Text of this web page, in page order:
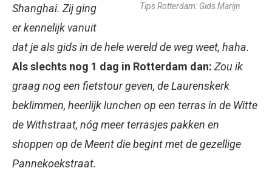
Tips Rotterdam: Gids Marijn
Shanghai. Zij ging
er kennelijk vanuit
dat je als gids in de hele wereld de weg weet, haha.
Als slechts nog 1 dag in Rotterdam dan: Zou ik
graag nog een fietstour geven, de Laurenskerk
beklimmen, heerlijk lunchen op een terras in de Witte
de Withstraat, nóg meer terrasjes pakken en
shoppen op de Meent die begint met de gezellige
Pannekoekstraat.